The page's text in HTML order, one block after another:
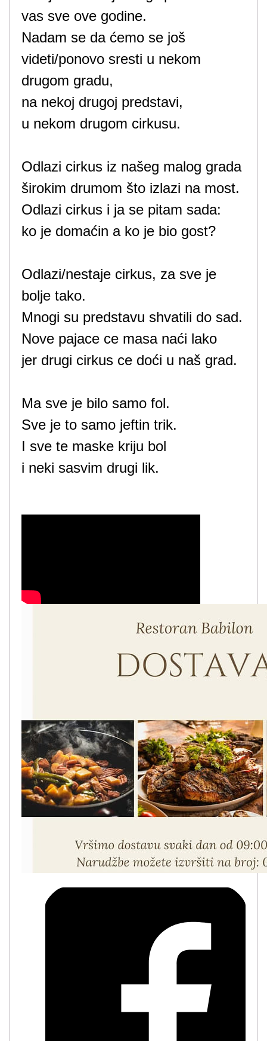
vas sve ove godine.
Nadam se da ćemo se još
videti/ponovo sresti u nekom
drugom gradu,
na nekoj drugoj predstavi,
u nekom drugom cirkusu.
Odlazi cirkus iz našeg malog grada
širokim drumom što izlazi na most.
Odlazi cirkus i ja se pitam sada:
ko je domaćin a ko je bio gost?
Odlazi/nestaje cirkus, za sve je
bolje tako.
Mnogi su predstavu shvatili do sad.
Nove pajace ce masa naći lako
jer drugi cirkus ce doći u naš grad.
Ma sve je bilo samo fol.
Sve je to samo jeftin trik.
I sve te maske kriju bol
i neki sasvim drugi lik.